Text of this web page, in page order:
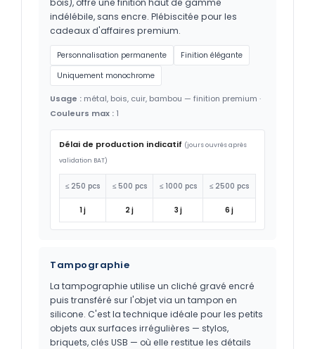
bois), offre une finition haut de gamme
indélébile, sans encre. Plébiscitée pour les
cadeaux d'affaires premium.
Personnalisation permanente
Finition élégante
Uniquement monochrome
Usage : métal, bois, cuir, bambou — finition premium ·
Couleurs max : 1
Délai de production indicatif (jours ouvrés après
validation BAT)
≤ 250 pcs ≤ 500 pcs ≤ 1000 pcs ≤ 2500 pcs
1 j 2 j 3 j 6 j
Tampographie
La tampographie utilise un cliché gravé encré
puis transféré sur l'objet via un tampon en
silicone. C'est la technique idéale pour les petits
objets aux surfaces irrégulières — stylos,
briquets, clés USB — où elle restitue les détails